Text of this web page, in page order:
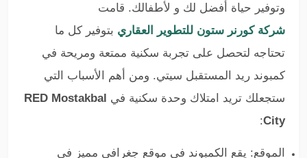
وتوفير حياة أفضل لك و لأطفالك. قامت
شركة كورنر ستون للتطوير العقاري بتوفير كل ما
تحتاجه لتحصل على تجربة سكنية ممتعة ومريحة في
كمبوند ريد المستقبل سيتي. ومن أهم الأسباب التي
ستجعلك تريد امتلاك وحدة سكنية في RED Mostakbal
City
:
الموقع: يقع الكمبوند في موقع جغرافي مميز في